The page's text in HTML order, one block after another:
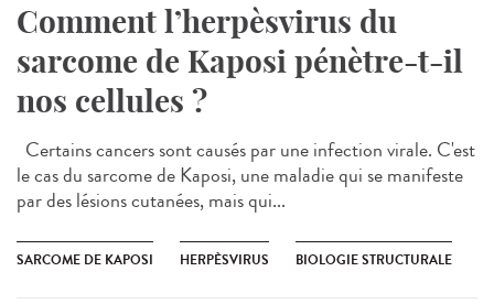
Comment l’herpèsvirus du
sarcome de Kaposi pénètre-t-il
nos cellules ?
Certains cancers sont causés par une infection virale. C'est
le cas du sarcome de Kaposi, une maladie qui se manifeste
par des lésions cutanées, mais qui...
SARCOME DE KAPOSI HERPÈSVIRUS BIOLOGIE STRUCTURALE